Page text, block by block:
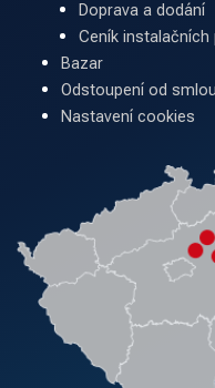
Doprava a dodání
Ceník instalačních
Bazar
Odstoupení od
Nastavení cookies